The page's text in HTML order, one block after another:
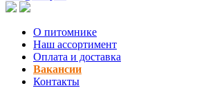
О питомнике
Наш ассортимент
Оплата и доставка
Вакансии
Контакты